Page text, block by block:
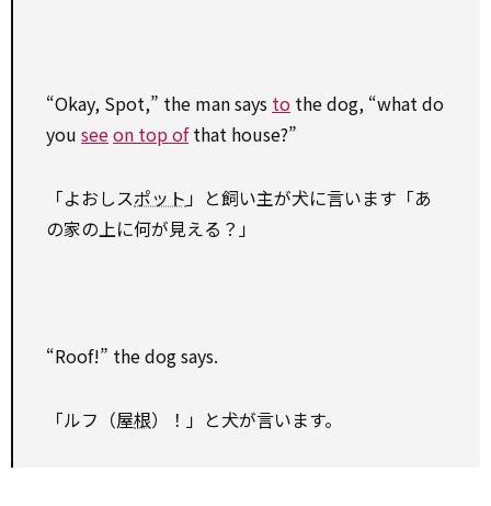
“Okay, Spot,” the man says to the dog, “what do
you seeon top ofthat house?”
「よおしスポット」と飼い主が犬に言います「あ
の家の上に何が見える？」
“Roof!” the dog says.
「ルフ（屋根）！」と犬が言います。